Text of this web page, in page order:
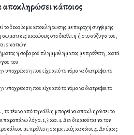
αποκληρώσει κάποιος
το δικαίωμα αποκλήρωσης με παροχή συγγνώμης.
κακώσεις στο διαθέτη ή στο σύζυγο του,
ο κατιών
ή σοβαρού πλημμελήματος με πρόθεση, κατά
του
υποχρέωση που είχε από το νόμο να διατρέφει το
υποχρέωση που είχε από το νόμο να διατρέφει το
τέκνο από την άλλη μπορεί να αποκληρώσει το
παραπάνω λόγοι 1,3 και 4. Δεν δικαιούται να τον
με πρόθεση σωματικές κακώσεις. Αν όμως